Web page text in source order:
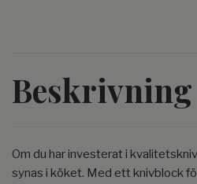
Beskrivning
Om du har investerat i
synas i köket. Med ett knivblock